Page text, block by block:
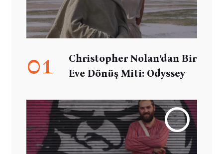
01
Christopher Nolan’dan Bir
Eve Dönüş Miti: Odyssey